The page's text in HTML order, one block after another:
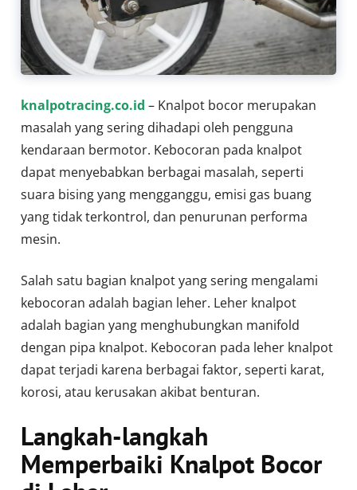
knalpotracing.co.id – Knalpot bocor merupakan
masalah yang sering dihadapi oleh pengguna
kendaraan bermotor. Kebocoran pada knalpot
dapat menyebabkan berbagai masalah, seperti
suara bising yang mengganggu, emisi gas buang
yang tidak terkontrol, dan penurunan performa
mesin.
Salah satu bagian knalpot yang sering mengalami
kebocoran adalah bagian leher. Leher knalpot
adalah bagian yang menghubungkan manifold
dengan pipa knalpot. Kebocoran pada leher knalpot
dapat terjadi karena berbagai faktor, seperti karat,
korosi, atau kerusakan akibat benturan.
Langkah-langkah
Memperbaiki Knalpot Bocor